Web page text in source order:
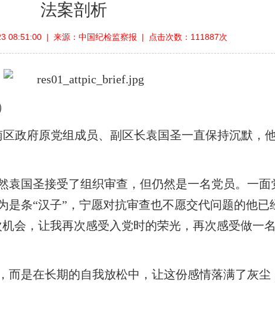
法案剖析
08:51:00 | 来源：中国纪检监察报 | 点击次数：111887次
政府原党组成员、副区长袁国圣一直保持沉默，
袁国圣接受了组织审查，但仍然是一名党员。一
条“汉子”，宁愿对抗审查也不愿交代问题的他已
会，让我再次感受入党时的荣光，再次感受做一
而是在长期的自我放松中，让这份感情落满了灰